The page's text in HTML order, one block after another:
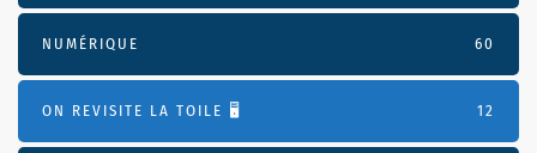
NUMÉRIQUE 60
ON REVISITE LA TOILE 🖥️ 12